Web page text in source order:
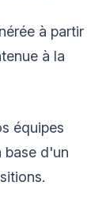
à partir
à la
équipes
base d'un